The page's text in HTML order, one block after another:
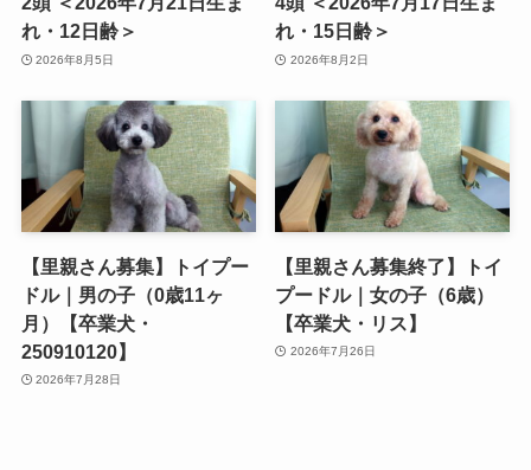
れ・12日齢＞
2026年8月5日
れ・15日齢＞
2026年8月2日
【里親さん募集】トイプー
ドル｜男の子（0歳11ヶ
月）【卒業犬・
250910120】
2026年7月28日
【里親さん募集終了】トイ
プードル｜女の子（6歳）
【卒業犬・リス】
2026年7月26日